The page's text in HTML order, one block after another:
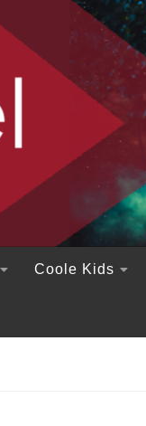
Coole Kids